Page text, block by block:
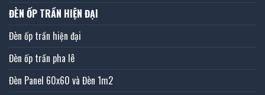
ĐÈN ỐP TRẦN HIỆN ĐẠI
Đèn ốp trần hiện đại
Đèn ốp trần pha lê
Đèn Panel 60x60 và Đèn 1m2